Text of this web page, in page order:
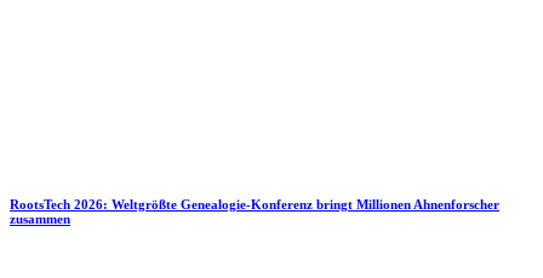
RootsTech 2026: Weltgrößte Genealogie-Konferenz bringt Millionen Ahnenforscher
zusammen